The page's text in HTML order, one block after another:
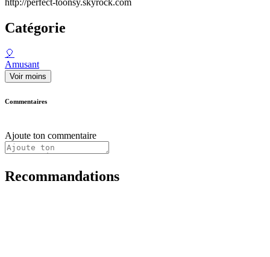
Catégorie
🎈
Amusant
Voir moins
Commentaires
Ajoute ton commentaire
Recommandations